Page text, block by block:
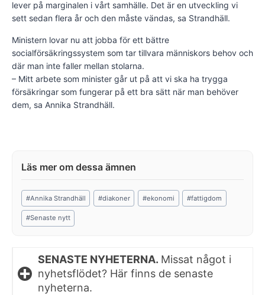
lever på marginalen i vårt samhälle. Det är en utveckling vi
sett sedan flera år och den måste vändas, sa Strandhäll.
Ministern lovar nu att jobba för ett bättre
socialförsäkringssystem som tar tillvara människors behov och
där man inte faller mellan stolarna.
– Mitt arbete som minister går ut på att vi ska ha trygga
försäkringar som fungerar på ett bra sätt när man behöver
dem, sa Annika Strandhäll.
Post
Tags:
#Annika Strandhäll #diakoner #ekonomi #fattigdom
#Senaste nytt
SENASTE NYHETERNA. Missat något i
nyhetsflödet? Här finns de senaste
nyheterna.